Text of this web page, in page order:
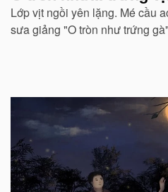
Lớp vịt ngồi yên lặng. Mé cầu
sưa giảng "O tròn như trứng